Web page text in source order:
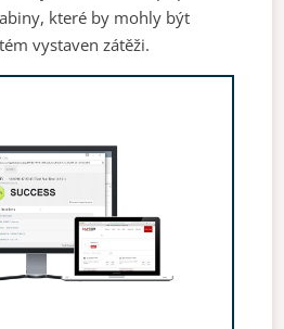
které by mohly být
vystaven zátěži.